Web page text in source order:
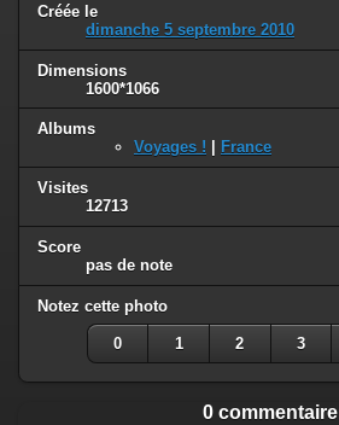
Créée le
dimanche 5 septembre 2010
Dimensions
1600*1066
Albums
Voyages !
France
Visites
12713
Score
pas de note
Notez cette photo
0 1 2 3
0 commentaire